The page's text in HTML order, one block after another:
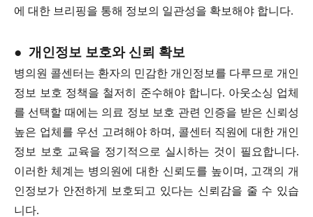
에 대한 브리핑을 통해 정보의 일관성을 확보해야 합니다.
● 개인정보 보호와 신뢰 확보
병의원 콜센터는 환자의 민감한 개인정보를 다루므로 개인
정보 보호 정책을 철저히 준수해야 합니다. 아웃소싱 업체
를 선택할 때에는 의료 정보 보호 관련 인증을 받은 신뢰성
높은 업체를 우선 고려해야 하며, 콜센터 직원에 대한 개인
정보 보호 교육을 정기적으로 실시하는 것이 필요합니다.
이러한 체계는 병의원에 대한 신뢰도를 높이며, 고객의 개
인정보가 안전하게 보호되고 있다는 신뢰감을 줄 수 있습
니다.